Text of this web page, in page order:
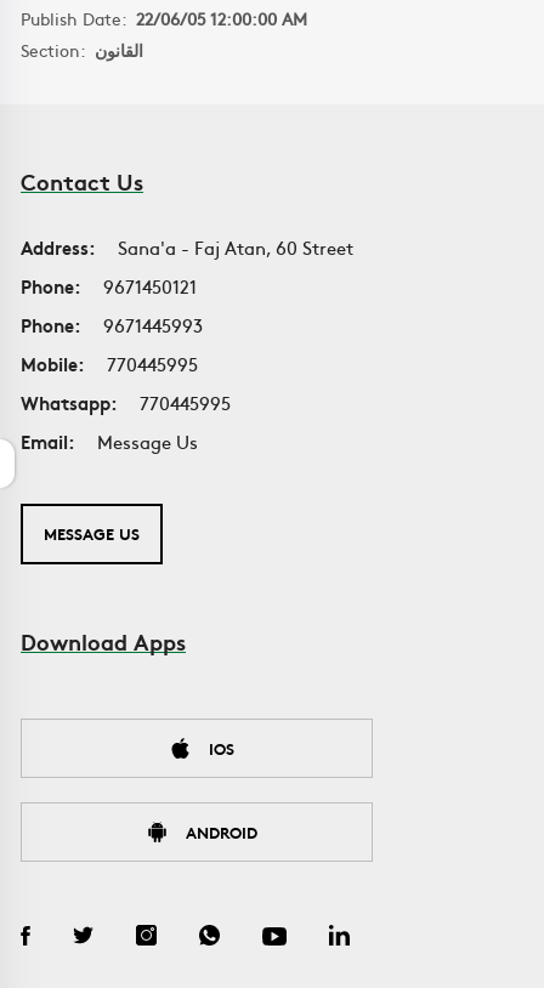
Publish Date: 22/06/05 12:00:00 AM
Section: القانون
Contact Us
Address:
Sana'a - Faj Atan, 60 Street
Phone:
9671450121
Phone:
9671445993
Mobile:
770445995
Whatsapp:
770445995
Email:
Message Us
MESSAGE US
Download Apps
IOS
ANDROID